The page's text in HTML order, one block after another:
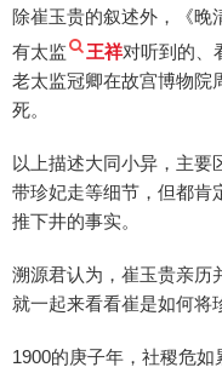
除崔玉贵的叙述外，《晚
有太监
王祥对听到的、
老太监冠卿在故宫博物院
死。
以上描述大同小异，主要
带珍妃走等细节，但都肯
推下井的事实。
溯源君认为，崔玉贵亲历
就一起来看看崔是如何将
1900的庚子年，社稷危如